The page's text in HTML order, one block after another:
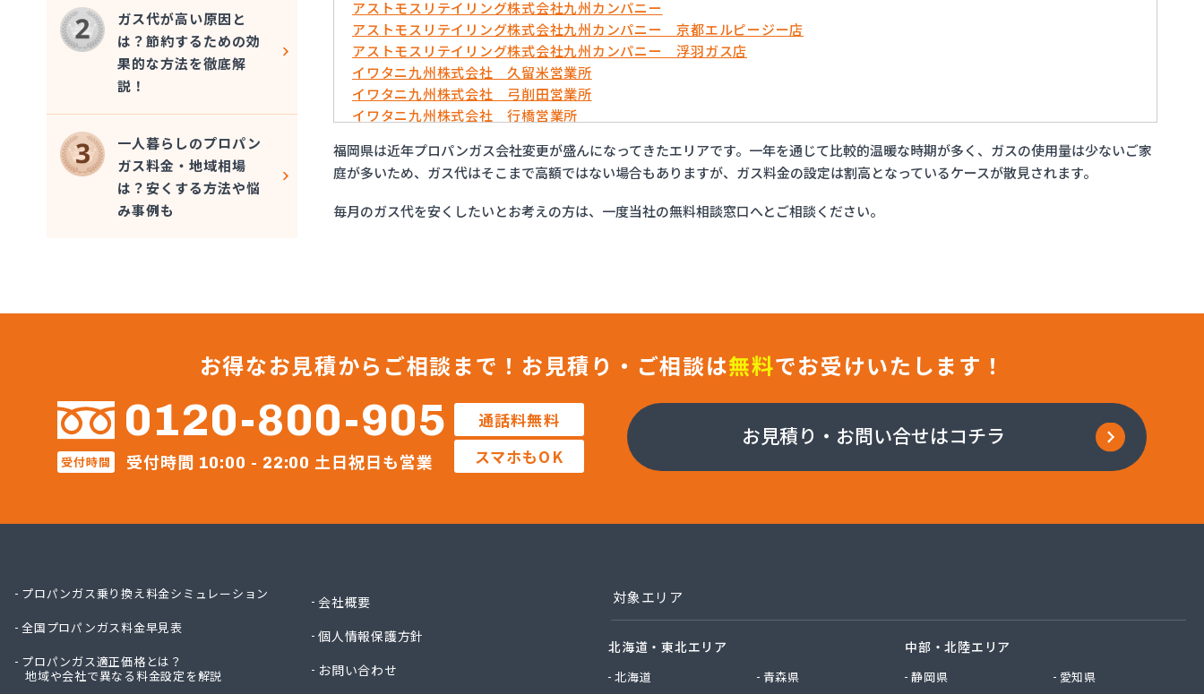
アストモスリテイリング株式会社九州カンパニー
アストモスリテイリング株式会社九州カンパニー 京都エルピージー店
アストモスリテイリング株式会社九州カンパニー 浮羽ガス店
イワタニ九州株式会社 久留米営業所
イワタニ九州株式会社 弓削田営業所
イワタニ九州株式会社 行橋営業所
イワタニ九州株式会社 福岡西営業所
イワタニ九州株式会社 北九州支店
グリーンホーム株式会社
ケイ・ティ液化ガス
すえまつ興産株式会社
セブンガス株式会社
セブンガス燃料株式会社
テックホームガス株式会社
ナラヤ商店
ネットワークガスオーエス株式会社
マルヰガス行橋株式会社
安永米穀販売店
安全プロパン有限会社
井手燃料店
福岡県は近年プロパンガス会社変更が盛んになってきたエリアです。一年を通じて比較的温暖な時期が多く、ガスの使用量は少ないご家
庭が多いため、ガス代はそこまで高額ではない場合もありますが、ガス料金の設定は割高となっているケースが散見されます。
毎月のガス代を安くしたいとお考えの方は、一度当社の無料相談窓口へとご相談ください。
ガス代が高い原因と
は？節約するための効
果的な方法を徹底解
説！
一人暮らしのプロパン
ガス料金・地域相場
は？安くする方法や悩
み事例も
お得なお見積からご相談まで！ お見積り・ご相談は無料でお受けいたします！
0120-800-905
受付時間 受付時間 10:00 - 22:00 土日祝日も営業
通話料無料
スマホもOK
お見積り・お問い合せはコチラ
プロパンガス乗り換え料金シミュレーション
全国プロパンガス料金早見表
プロパンガス適正価格とは？
地域や会社で異なる料金設定を解説
会社概要
個人情報保護方針
お問い合わせ
対象エリア
北海道・東北エリア
北海道
青森県
中部・北陸エリア
静岡県
愛知県